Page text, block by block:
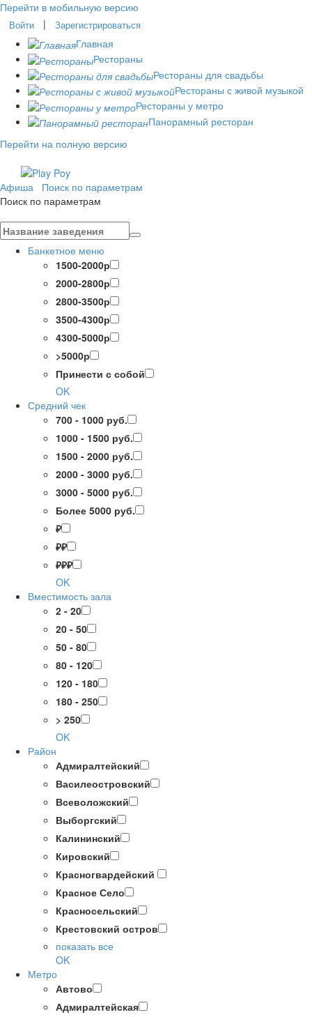
Перейти в мобильную версию
Войти | Зарегистрироваться
Главная
Рестораны
Рестораны для свадьбы
Рестораны с живой музыкой
Рестораны у метро
Панорамный ресторан
Перейти на полную версию
Афиша
Поиск по параметрам
Поиск по параметрам
Банкетное меню
1500-2000р
2000-2800р
2800-3500р
3500-4300р
4300-5000р
>5000р
Принести с собой
OK
Средний чек
700 - 1000 руб.
1000 - 1500 руб.
1500 - 2000 руб.
2000 - 3000 руб.
3000 - 5000 руб.
Более 5000 руб.
₽
₽₽
₽₽₽
OK
Вместимость зала
2 - 20
20 - 50
50 - 80
80 - 120
120 - 180
180 - 250
> 250
OK
Район
Адмиралтейский
Василеостровский
Всеволожский
Выборгский
Калининский
Кировский
Красногвардейский
Красное Село
Красносельский
Крестовский остров
показать все
OK
Метро
Автово
Адмиралтейская